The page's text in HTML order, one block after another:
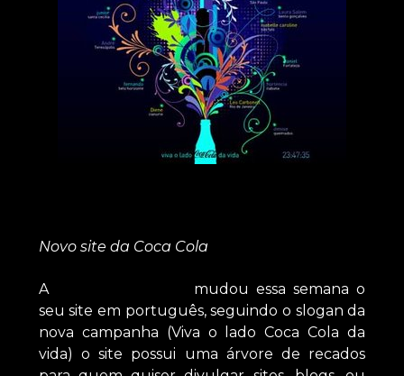
Novo site da Coca Cola
A
mudou essa semana o
seu site em português, seguindo o slogan da
nova campanha (Viva o lado Coca Cola da
vida) o site possui uma árvore de recados